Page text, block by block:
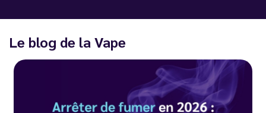
Le blog de la Vape